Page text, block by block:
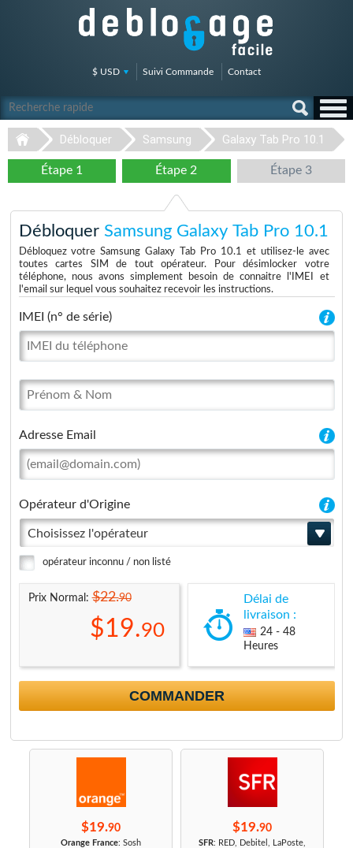
$ USD Suivi Commande Contact
Débloquer Samsung Galaxy Tab Pro 10.1
Étape 1 Étape 2 Étape 3
Débloquer Samsung Galaxy Tab Pro 10.1
Débloquez votre Samsung Galaxy Tab Pro 10.1 et utilisez-le avec
toutes cartes SIM de tout opérateur. Pour désimlocker votre
téléphone, nous avons simplement besoin de connaitre l'IMEI et
l'email sur lequel vous souhaitez recevoir les instructions.
IMEI (n° de série)
Adresse Email
Opérateur d'Origine
Choisissez l'opérateur
opérateur inconnu / non listé
Prix Normal:$22.90
$19.90
Délai de
livraison :
24 - 48
Heures
COMMANDER
$19.90
Orange France: Sosh
$19.90
SFR: RED, Debitel, LaPoste,